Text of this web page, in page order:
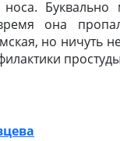
Буквально
она
но ничуть